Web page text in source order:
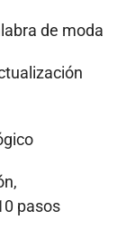
de moda
pasos